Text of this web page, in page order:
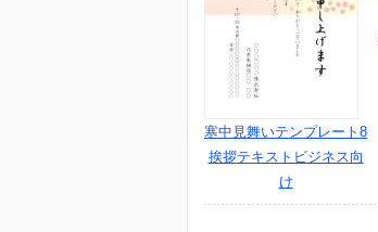
寒中見舞いテンプレート8
挨拶テキストビジネス向
け